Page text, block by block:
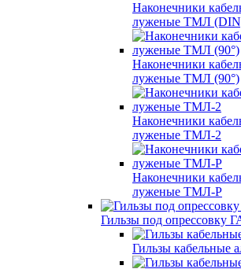
Наконечники
луженые ТМЛ
Наконечники
луженые ТМЛ (90°)
Наконечники
луженые ТМЛ-2
Наконечники
луженые ТМЛ-Р
Гильзы под
Гильзы кабельные